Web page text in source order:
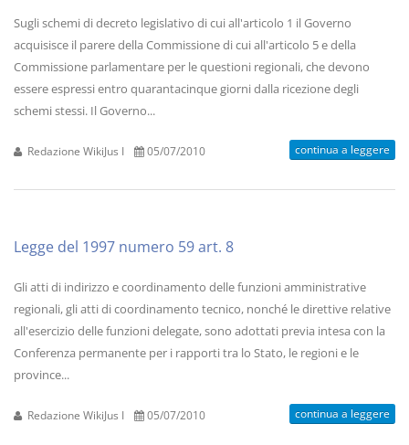
Sugli schemi di decreto legislativo di cui all'articolo 1 il Governo
acquisisce il parere della Commissione di cui all'articolo 5 e della
Commissione parlamentare per le questioni regionali, che devono
essere espressi entro quarantacinque giorni dalla ricezione degli
schemi stessi. Il Governo...
Redazione WikiJus I 05/07/2010 continua a leggere
Legge del 1997 numero 59 art. 8
Gli atti di indirizzo e coordinamento delle funzioni amministrative
regionali, gli atti di coordinamento tecnico, nonché le direttive relative
all'esercizio delle funzioni delegate, sono adottati previa intesa con la
Conferenza permanente per i rapporti tra lo Stato, le regioni e le
province...
Redazione WikiJus I 05/07/2010 continua a leggere